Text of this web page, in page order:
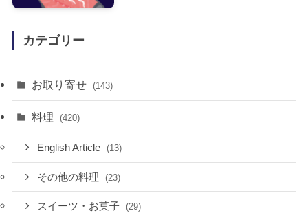
カテゴリー
お取り寄せ (143)
料理 (420)
English Article (13)
その他の料理 (23)
スイーツ・お菓子 (29)